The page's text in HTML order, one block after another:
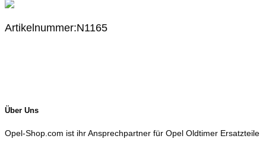
Artikelnummer:N1165
Über Uns
Opel-Shop.com ist ihr Ansprechpartner für Opel Oldtimer Ersatzteile